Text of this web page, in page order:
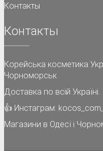
Контакты
Контакты
Корейська косметика
Чорноморськ
Доставка по всій Україні.
👍 Инстаграм:
Магазини в Одесї і